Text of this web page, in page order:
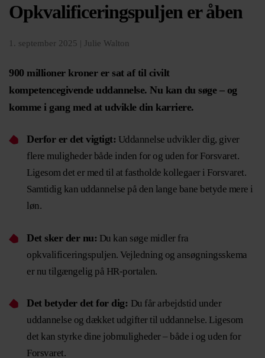
Opkvalificeringspuljen er åben
1. september 2025 | Julie Walton
900 millioner kroner er sat af til civilt
kompetencegivende uddannelse. Nu kan du søge – og
komme i gang med at udvikle din karriere.
Derfor er det vigtigt: Uddannelse udvikler dig, giver
flere muligheder både inden for og uden for Forsvaret.
Ligesom det er med til at fastholde kollegaer i Forsvaret.
Samtidig kan uddannelse på den lange bane betyde mere i
løn.
Det sker der nu: Du kan søge midler fra
opkvalificeringspuljen. Vejledning og ansøgningsskema
er nu tilgængelig på HR-portalen.
Det betyder det for dig: Du får arbejdstid under
uddannelse og dækket udgifter til uddannelse. Ligesom
det kan styrke dine jobmuligheder – både i og uden for
Forsvaret.